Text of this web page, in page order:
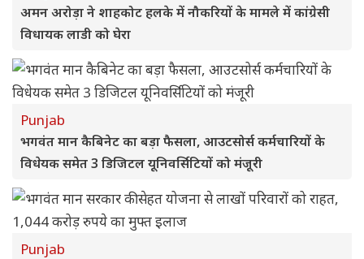
अमन अरोड़ा ने शाहकोट हलके में नौकरियों के मामले में कांग्रेसी
विधायक लाडी को घेरा
Punjab
भगवंत मान कैबिनेट का बड़ा फैसला, आउटसोर्स कर्मचारियों के
विधेयक समेत 3 डिजिटल यूनिवर्सिटियों को मंजूरी
Punjab